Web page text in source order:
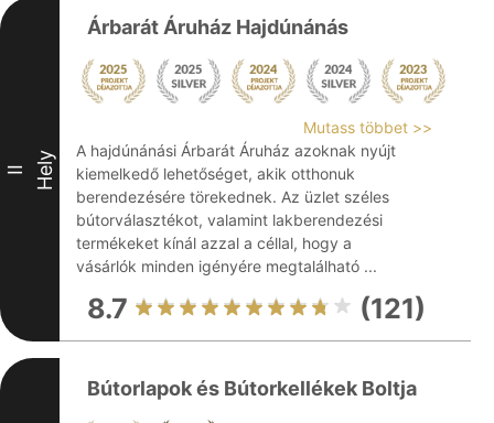
II Hely
Árbarát Áruház Hajdúnánás
Mutass többet >>
A hajdúnánási Árbarát Áruház azoknak nyújt
kiemelkedő lehetőséget, akik otthonuk
berendezésére törekednek. Az üzlet széles
bútorválasztékot, valamint lakberendezési
termékeket kínál azzal a céllal, hogy a
vásárlók minden igényére megtalálható ...
8.7 (121)
Bútorlapok és Bútorkellékek Boltja